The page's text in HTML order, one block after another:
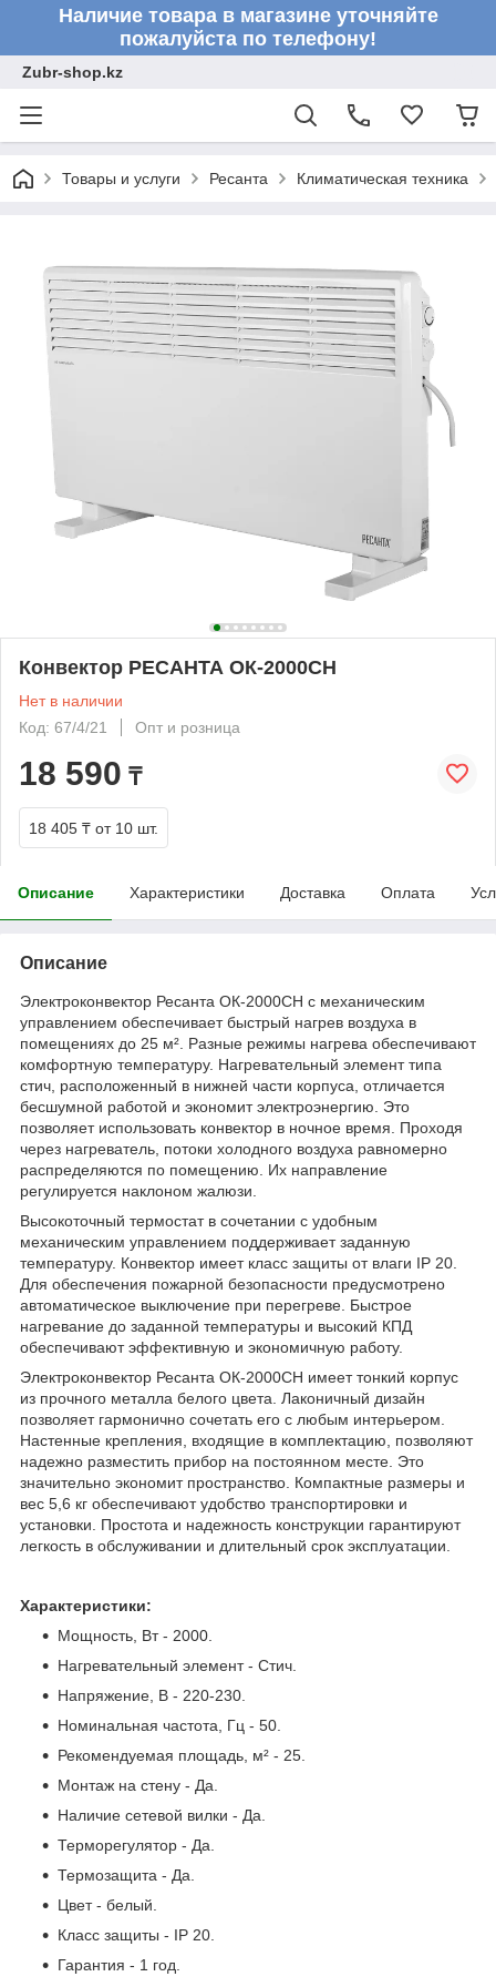
Наличие товара в магазине уточняйте
пожалуйста по телефону!
Zubr-shop.kz
Товары и услуги Ресанта Климатическая техника
Конвектор РЕСАНТА ОК-2000СН
Нет в наличии
Код: 67/4/21
Опт и розница
18 590 ₸
18 405 ₸ от 10 шт.
Описание Характеристики Доставка Оплата
Описание
Электроконвектор Ресанта ОК-2000СН с механическим
управлением обеспечивает быстрый нагрев воздуха в
помещениях до 25 м². Разные режимы нагрева обеспечивают
комфортную температуру. Нагревательный элемент типа
стич, расположенный в нижней части корпуса, отличается
бесшумной работой и экономит электроэнергию. Это
позволяет использовать конвектор в ночное время. Проходя
через нагреватель, потоки холодного воздуха равномерно
распределяются по помещению. Их направление
регулируется наклоном жалюзи.
Высокоточный термостат в сочетании с удобным
механическим управлением поддерживает заданную
температуру. Конвектор имеет класс защиты от влаги IP 20.
Для обеспечения пожарной безопасности предусмотрено
автоматическое выключение при перегреве. Быстрое
нагревание до заданной температуры и высокий КПД
обеспечивают эффективную и экономичную работу.
Электроконвектор Ресанта ОК-2000СН имеет тонкий корпус
из прочного металла белого цвета. Лаконичный дизайн
позволяет гармонично сочетать его с любым интерьером.
Настенные крепления, входящие в комплектацию, позволяют
надежно разместить прибор на постоянном месте. Это
значительно экономит пространство. Компактные размеры и
вес 5,6 кг обеспечивают удобство транспортировки и
установки. Простота и надежность конструкции гарантируют
легкость в обслуживании и длительный срок эксплуатации.
Характеристики:
Мощность, Вт - 2000.
Нагревательный элемент - Стич.
Напряжение, В - 220-230.
Номинальная частота, Гц - 50.
Рекомендуемая площадь, м² - 25.
Монтаж на стену - Да.
Наличие сетевой вилки - Да.
Терморегулятор - Да.
Термозащита - Да.
Цвет - белый.
Класс защиты - IP 20.
Гарантия - 1 год.